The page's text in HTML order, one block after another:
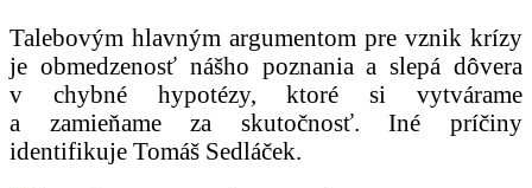
Talebovým hlavným argumentom pre vznik krízy
je obmedzenosť nášho poznania a slepá dôvera
v chybné hypotézy, ktoré si vytvárame
a zamieňame za skutočnosť. Iné príčiny
identifikuje Tomáš Sedláček.